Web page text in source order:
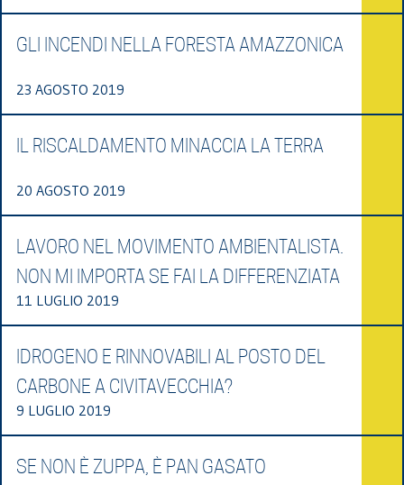
GLI INCENDI NELLA FORESTA AMAZZONICA
23 AGOSTO 2019
IL RISCALDAMENTO MINACCIA LA TERRA
20 AGOSTO 2019
LAVORO NEL MOVIMENTO AMBIENTALISTA.
NON MI IMPORTA SE FAI LA DIFFERENZIATA
11 LUGLIO 2019
IDROGENO E RINNOVABILI AL POSTO DEL
CARBONE A CIVITAVECCHIA?
9 LUGLIO 2019
SE NON È ZUPPA, È PAN GASATO